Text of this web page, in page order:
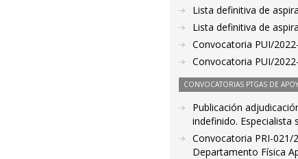
Lista definitiva de
Lista definitiva de
Convocatoria PUI/
Convocatoria PUI/
CONVOCATORIAS PTGAS DE
Publicación
indefinido. Especialista
Convocatoria PRI-021/
Departamento Física